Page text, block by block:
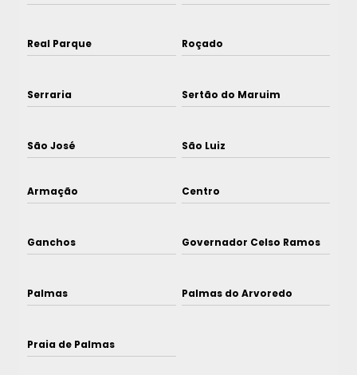
Real Parque Roçado
Serraria Sertão do Maruim
São José São Luiz
Armação Centro
Ganchos Governador Celso Ramos
Palmas Palmas do Arvoredo
Praia de Palmas